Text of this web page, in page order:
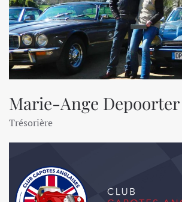
Marie-Ange Depoorter
Trésorière